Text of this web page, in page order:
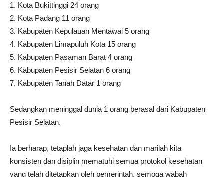
1. Kota Bukittinggi 24 orang
2. Kota Padang 11 orang
3. Kabupaten Kepulauan Mentawai 5 orang
4. Kabupaten Limapuluh Kota 15 orang
5. Kabupaten Pasaman Barat 4 orang
6. Kabupaten Pesisir Selatan 6 orang
7. Kabupaten Tanah Datar 1 orang
Sedangkan meninggal dunia 1 orang berasal dari Kabupaten
Pesisir Selatan.
Ia berharap, tetaplah jaga kesehatan dan marilah kita
konsisten dan disiplin mematuhi semua protokol kesehatan
yang telah ditetapkan oleh pemerintah, semoga wabah